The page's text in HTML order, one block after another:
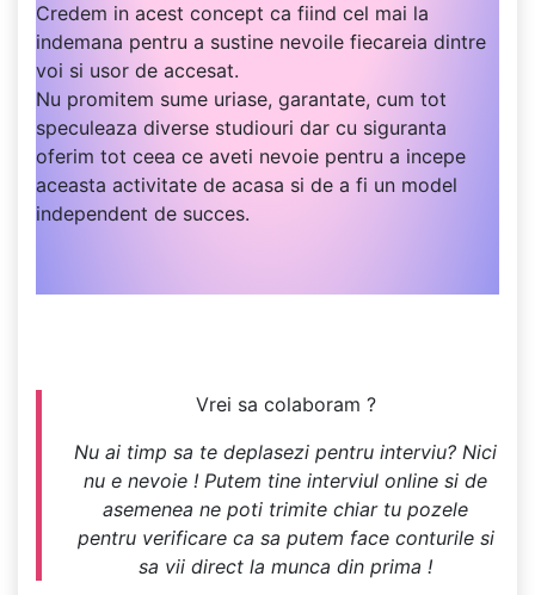
Credem in acest concept ca fiind cel mai la
indemana pentru a sustine nevoile fiecareia dintre
voi si usor de accesat.
Nu promitem sume uriase, garantate, cum tot
speculeaza diverse studiouri dar cu siguranta
oferim tot ceea ce aveti nevoie pentru a incepe
aceasta activitate de acasa si de a fi un model
independent de succes.
Vrei sa colaboram ?
Nu ai timp sa te deplasezi pentru interviu? Nici
nu e nevoie ! Putem tine interviul online si de
asemenea ne poti trimite chiar tu pozele
pentru verificare ca sa putem face conturile si
sa vii direct la munca din prima !